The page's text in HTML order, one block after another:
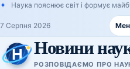
Наука пояснює світ і формує
7 Серпня 2026
Новини
РОЗПОВІДАЄМО ПРО